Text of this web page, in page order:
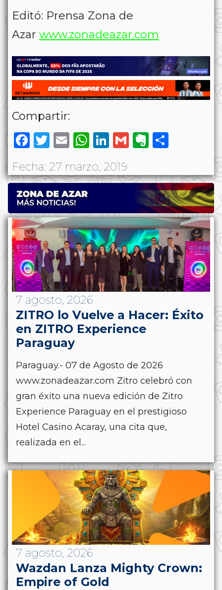
Editó: Prensa Zona de
Azar www.zonadeazar.com
Compartir:
Facebook
Twitter
EmailWhatsApp
LinkedIn
GmailEvernote
Fecha: 27 marzo, 2019
7 agosto, 2026
ZITRO lo Vuelve a Hacer: Éxito
en ZITRO Experience
Paraguay
Paraguay.- 07 de Agosto de 2026
www.zonadeazar.com Zitro celebró con
gran éxito una nueva edición de Zitro
Experience Paraguay en el prestigioso
Hotel Casino Acaray, una cita que,
realizada en el...
7 agosto, 2026
Wazdan Lanza Mighty Crown:
Empire of Gold